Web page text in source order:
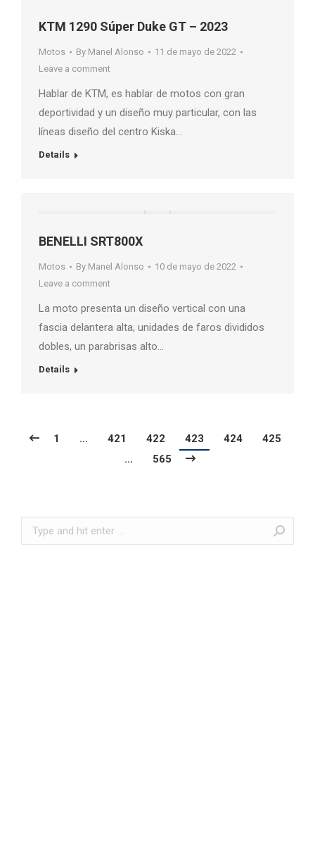
KTM 1290 Súper Duke GT – 2023
Motos By Manel Alonso
11 de mayo de 2022
Leave a comment
Hablar de KTM, es hablar de motos con gran
deportividad y un diseño muy particular, con las
líneas diseño del centro Kiska…
Details
BENELLI SRT800X
Motos By Manel Alonso
10 de mayo de 2022
Leave a comment
La moto presenta un diseño vertical con una
fascia delantera alta, unidades de faros divididos
dobles, un parabrisas alto…
Details
1 … 421 422 423 424
425
…
565
Search: